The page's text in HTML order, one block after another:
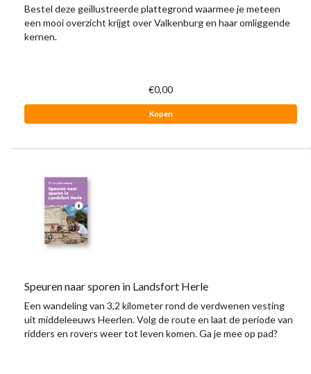
Bestel deze geïllustreerde plattegrond waarmee je meteen
een mooi overzicht krijgt over Valkenburg en haar omliggende
kernen.
€0,00
Kopen
Speuren naar sporen in Landsfort Herle
Een wandeling van 3,2 kilometer rond de verdwenen vesting
uit middeleeuws Heerlen. Volg de route en laat de periode van
ridders en rovers weer tot leven komen. Ga je mee op pad?